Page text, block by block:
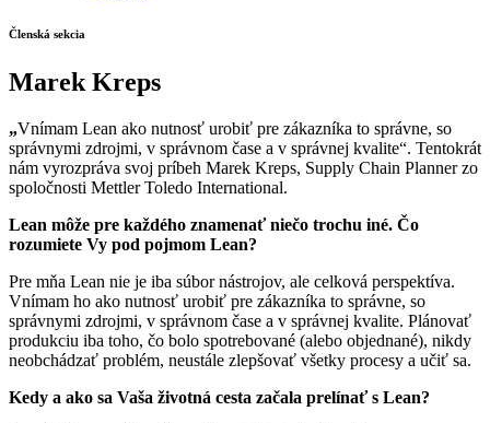
Členská sekcia
Marek Kreps
„Vnímam Lean ako nutnosť urobiť pre zákazníka to správne, so
správnymi zdrojmi, v správnom čase a v správnej kvalite“. Tentokrát
nám vyrozpráva svoj príbeh Marek Kreps, Supply Chain Planner zo
spoločnosti Mettler Toledo International.
Lean môže pre každého znamenať niečo trochu iné. Čo
rozumiete Vy pod pojmom Lean?
Pre mňa Lean nie je iba súbor nástrojov, ale celková perspektíva.
Vnímam ho ako nutnosť urobiť pre zákazníka to správne, so
správnymi zdrojmi, v správnom čase a v správnej kvalite. Plánovať
produkciu iba toho, čo bolo spotrebované (alebo objednané), nikdy
neobchádzať problém, neustále zlepšovať všetky procesy a učiť sa.
Kedy a ako sa Vaša životná cesta začala prelínať s Lean?